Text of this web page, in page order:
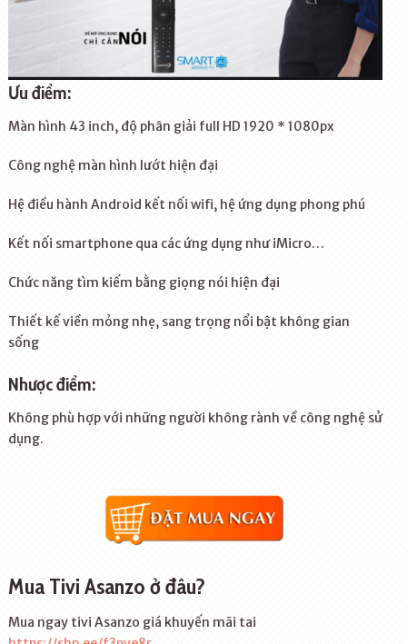
Ưu điểm:
Màn hình 43 inch, độ phân giải full HD 1920 * 1080px
Công nghệ màn hình lướt hiện đại
Hệ điều hành Android kết nối wifi, hệ ứng dụng phong phú
Kết nối smartphone qua các ứng dụng như iMicro…
Chức năng tìm kiếm bằng giọng nói hiện đại
Thiết kế viền mỏng nhẹ, sang trọng nổi bật không gian
sống
Nhược điểm:
Không phù hợp với những người không rành về công nghệ sử
dụng.
Mua Tivi Asanzo ở đâu?
Mua ngay tivi Asanzo giá khuyến mãi tai